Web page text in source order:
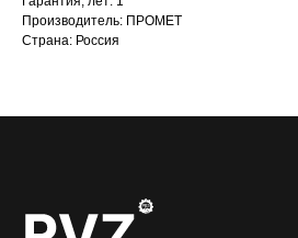
Производитель: ПРОМЕТ
Страна: Россия